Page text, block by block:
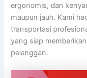
ergonomis, dan
maupun jauh. Kami
transportasi
yang siap
pelanggan.